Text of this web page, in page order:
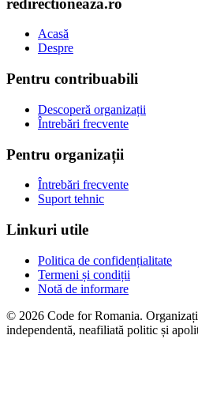
redirectioneaza.ro
Acasă
Despre
Pentru contribuabili
Descoperă organizații
Întrebări frecvente
Pentru organizații
Întrebări frecvente
Suport tehnic
Linkuri utile
Politica de confidențialitate
Termeni și condiții
Notă de informare
© 2026 Code for Romania.
independentă, neafiliată politic și